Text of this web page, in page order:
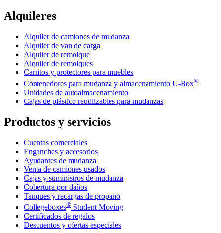
Alquileres
Alquiler de camiones de mudanza
Alquiler de van de carga
Alquiler de remolque
Alquiler de remolques
Carritos y protectores para muebles
Contenedores para mudanza y almacenamiento U-Box®
Unidades de autoalmacenamiento
Cajas de plástico reutilizables para mudanzas
Productos y servicios
Cuentas comerciales
Enganches y accesorios
Ayudantes de mudanza
Venta de camiones usados
Cajas y suministros de mudanza
Cobertura por daños
Tanques y recargas de propano
Collegeboxes® Student Moving
Certificados de regalos
Descuentos y ofertas especiales